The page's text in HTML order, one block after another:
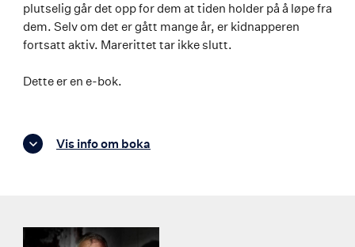
plutselig går det opp for dem at tiden holder på å løpe fra
dem. Selv om det er gått mange år, er kidnapperen
fortsatt aktiv. Marerittet tar ikke slutt.
Dette er en e-bok.
Vis info om boka